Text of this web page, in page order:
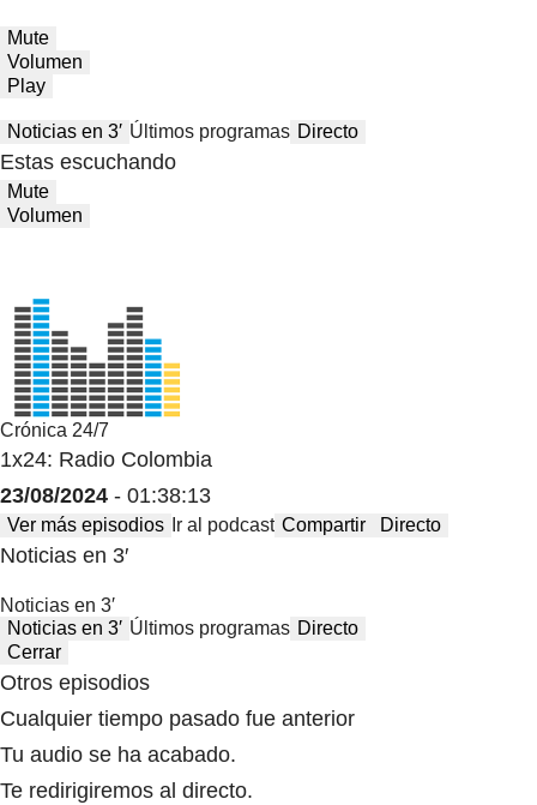
Mute
Volumen
Play
Noticias en 3′ Últimos programas Directo
Estas escuchando
Mute
Volumen
Crónica 24/7
1x24: Radio Colombia
23/08/2024 - 01:38:13
Ver más episodios Ir al podcast Compartir Directo
Noticias en 3′
Noticias en 3′
Noticias en 3′ Últimos programas Directo
Cerrar
Otros episodios
Cualquier tiempo pasado fue anterior
Tu audio se ha acabado.
Te redirigiremos al directo.